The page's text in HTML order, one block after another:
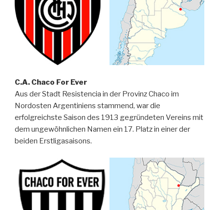
C.A. Chaco For Ever
Aus der Stadt Resistencia in der Provinz Chaco im
Nordosten Argentiniens stammend, war die
erfolgreichste Saison des 1913 gegründeten Vereins mit
dem ungewöhnlichen Namen ein 17. Platz in einer der
beiden Erstligasaisons.